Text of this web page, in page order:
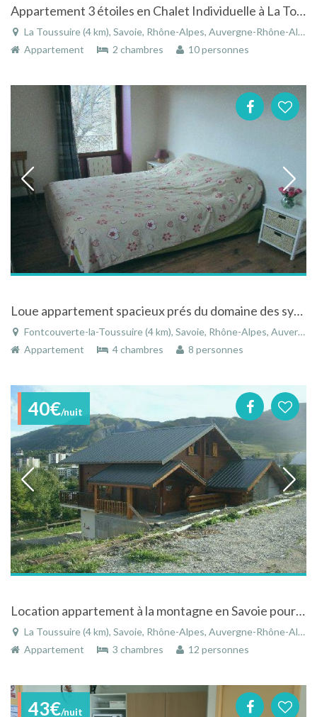
Appartement 3 étoiles en Chalet Individuelle à La Toussuire en Savoie
La Toussuire (4 km), Savoie, Rhône-Alpes, Auvergne-Rhône-Alpes, France
Appartement
2 chambres 10 personnes
Loue appartement spacieux prés du domaine des sybelles et à la croisée des col mytiques.
Fontcouverte-la-Toussuire (4 km), Savoie, Rhône-Alpes, Auvergne-Rhône-Alpes, France
Appartement
4 chambres 8 personnes
40€/nuit
Location appartement à la montagne en Savoie pour 8/9 personnes tout confort en chalet
La Toussuire (4 km), Savoie, Rhône-Alpes, Auvergne-Rhône-Alpes, France
Appartement
3 chambres 12 personnes
43€/nuit